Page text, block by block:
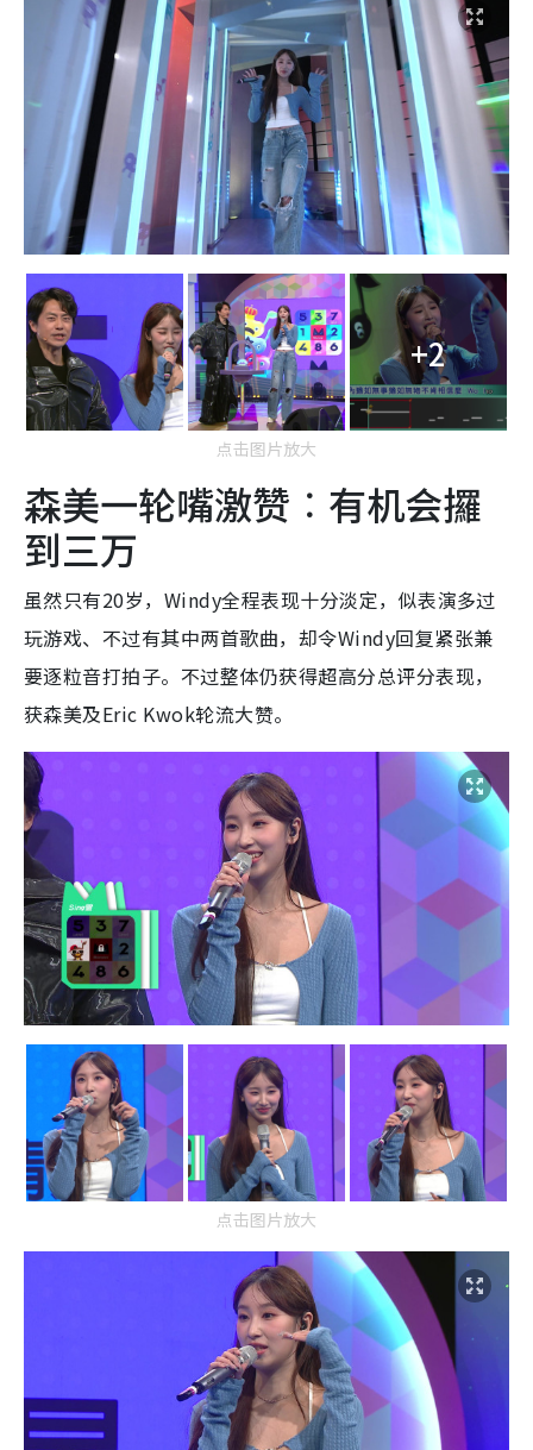
+2
点击图片放大
森美一轮嘴激赞︰有机会攞
到三万
虽然只有20岁，Windy全程表现十分淡定，似表演多过
玩游戏、不过有其中两首歌曲，却令Windy回复紧张兼
要逐粒音打拍子。不过整体仍获得超高分总评分表现，
获森美及Eric Kwok轮流大赞。
点击图片放大